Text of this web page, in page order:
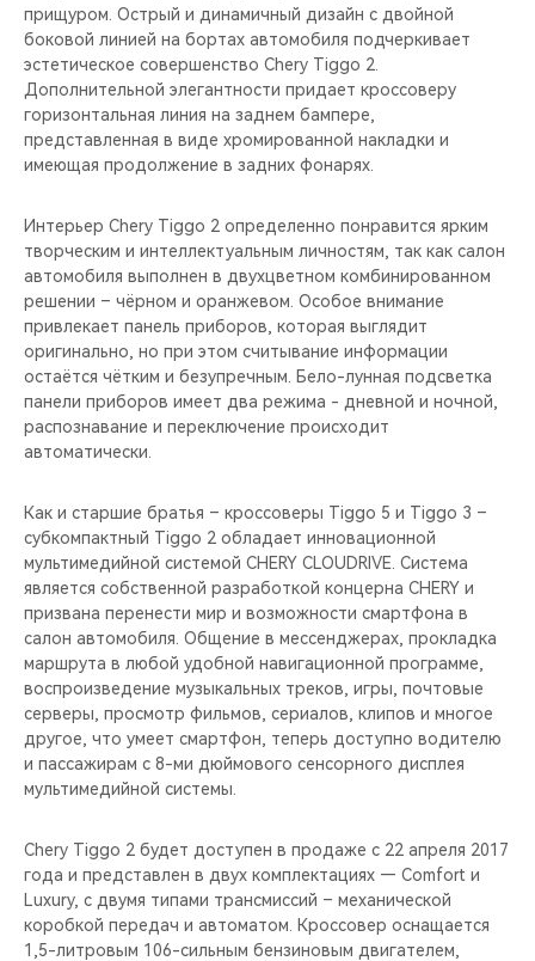
прищуром. Острый и динамичный дизайн с двойной
боковой линией на бортах автомобиля подчеркивает
эстетическое совершенство Chery Tiggo 2.
Дополнительной элегантности придает кроссоверу
горизонтальная линия на заднем бампере,
представленная в виде хромированной накладки и
имеющая продолжение в задних фонарях.
Интерьер Chery Tiggo 2 определенно понравится ярким
творческим и интеллектуальным личностям, так как салон
автомобиля выполнен в двухцветном комбинированном
решении – чёрном и оранжевом. Особое внимание
привлекает панель приборов, которая выглядит
оригинально, но при этом считывание информации
остаётся чётким и безупречным. Бело-лунная подсветка
панели приборов имеет два режима - дневной и ночной,
распознавание и переключение происходит
автоматически.
Как и старшие братья – кроссоверы Tiggo 5 и Tiggo 3 –
субкомпактный Tiggo 2 обладает инновационной
мультимедийной системой CHERY CLOUDRIVE. Система
является собственной разработкой концерна CHERY и
призвана перенести мир и возможности смартфона в
салон автомобиля. Общение в мессенджерах, прокладка
маршрута в любой удобной навигационной программе,
воспроизведение музыкальных треков, игры, почтовые
серверы, просмотр фильмов, сериалов, клипов и многое
другое, что умеет смартфон, теперь доступно водителю
и пассажирам с 8-ми дюймового сенсорного дисплея
мультимедийной системы.
Chery Tiggo 2 будет доступен в продаже с 22 апреля 2017
года и представлен в двух комплектациях — Comfort и
Luxury, с двумя типами трансмиссий – механической
коробкой передач и автоматом. Кроссовер оснащается
1,5-литровым 106-сильным бензиновым двигателем,